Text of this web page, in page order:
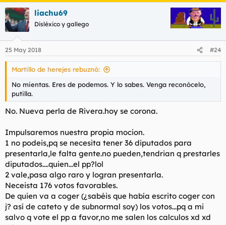
liachu69
Disléxico y gallego
25 May 2018 #24
Martillo de herejes rebuznó:
No mientas. Eres de podemos. Y lo sabes. Venga reconócelo,
putilla.
No. Nueva perla de Rivera.hoy se corona.
Impulsaremos nuestra propia mocion.
1 no podeis,pq se necesita tener 36 diputados para
presentarla,le falta gente.no pueden,tendrian q prestarles
diputados....quien...el pp?lol
2 vale,pasa algo raro y logran presentarla.
Neceista 176 votos favorables.
De quien va a coger (¿sabéis que había escrito coger con
j? así de cateto y de subnormal soy) los votos...pq a mi
salvo q vote el pp a favor,no me salen los calculos xd xd